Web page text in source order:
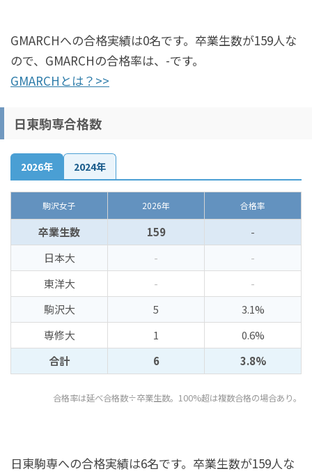
GMARCHへの合格実績は0名です。卒業生数が159人な
ので、GMARCHの合格率は、-です。
GMARCHとは？>>
日東駒専合格数
2026年 2024年
駒沢女子 2026年 合格率
卒業生数 159
-
日本大
-
-
東洋大
-
-
駒沢大
5
3.1%
専修大
1
0.6%
合計
6 3.8%
合格率は延べ合格数÷卒業生数。100%超は複数合格の場合あり。
日東駒専への合格実績は6名です。卒業生数が159人な